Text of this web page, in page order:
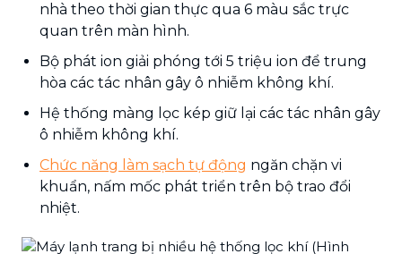
nhà theo thời gian thực qua 6 màu sắc trực
quan trên màn hình.
Bộ phát ion giải phóng tới 5 triệu ion để trung
hòa các tác nhân gây ô nhiễm không khí.
Hệ thống màng lọc kép giữ lại các tác nhân gây
ô nhiễm không khí.
Chức năng làm sạch tự động ngăn chặn vi
khuẩn, nấm mốc phát triển trên bộ trao đổi
nhiệt.